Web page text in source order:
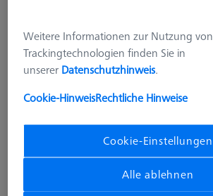
TASTERABLAGEN
Wechselteller MT/VAST
325,30 € zzgl. USt.
Weitere Informationen zur Nutzung von
Trackingtechnologien finden Sie in
unserer Datenschutzhinweis.
Cookie-HinweisRechtliche Hinweise
Cookie-Einstellungen
Alle ablehnen